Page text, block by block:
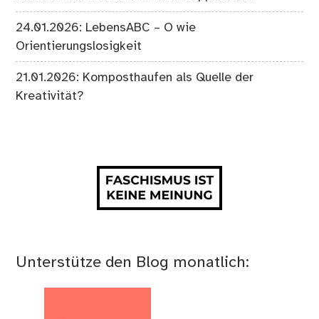
24.01.2026: LebensABC – O wie
Orientierungslosigkeit
21.01.2026: Komposthaufen als Quelle der
Kreativität?
Unterstütze den Blog monatlich: